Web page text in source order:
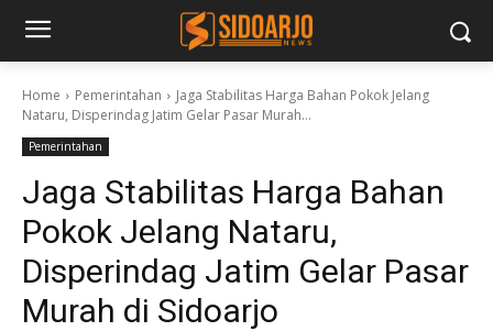
Home Pemerintahan
Jaga Stabilitas Harga Bahan Pokok Jelang
Nataru, Disperindag Jatim Gelar Pasar Murah...
Pemerintahan
Jaga Stabilitas Harga Bahan
Pokok Jelang Nataru,
Disperindag Jatim Gelar Pasar
Murah di Sidoarjo